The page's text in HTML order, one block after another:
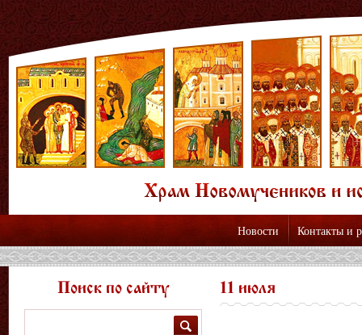
Новости Контакты и
11 июля
Поиск по сайту